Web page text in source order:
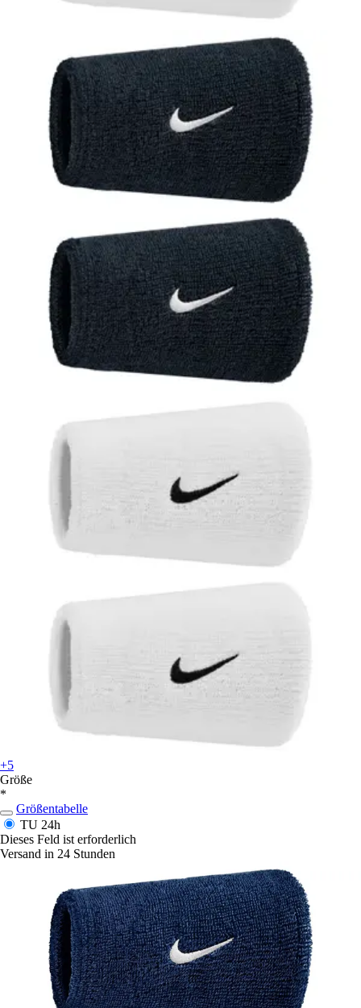
+5
Größe
*
Größentabelle
TU 24h
Dieses Feld ist erforderlich
Versand in 24 Stunden